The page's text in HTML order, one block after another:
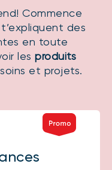
Commence
des
en toute
les produits
et projets.